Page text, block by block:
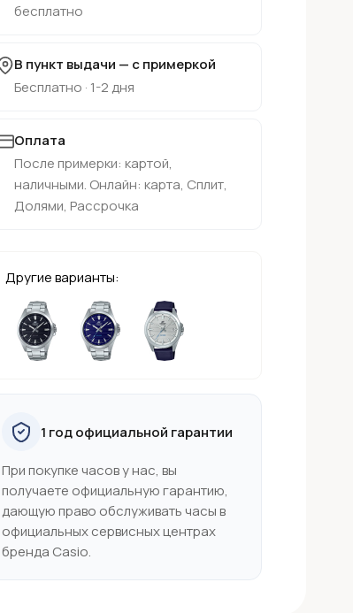
бесплатно
В пункт выдачи — с примеркой
Бесплатно · 1-2 дня
Оплата
После примерки: картой,
наличными. Онлайн: карта, Сплит,
Долями, Рассрочка
Другие варианты:
1 год официальной гарантии
При покупке часов у нас, вы
получаете официальную гарантию,
дающую право обслуживать часы в
официальных сервисных центрах
бренда Casio.